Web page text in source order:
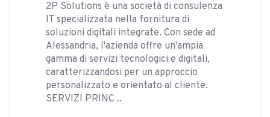
2P Solutions è una società di consulenza
IT specializzata nella fornitura di
soluzioni digitali integrate. Con sede ad
Alessandria, l'azienda offre un'ampia
gamma di servizi tecnologici e digitali,
caratterizzandosi per un approccio
personalizzato e orientato al cliente.
SERVIZI PRINC ..